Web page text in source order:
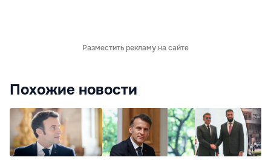
Разместить рекламу на сайте
Похожие новости